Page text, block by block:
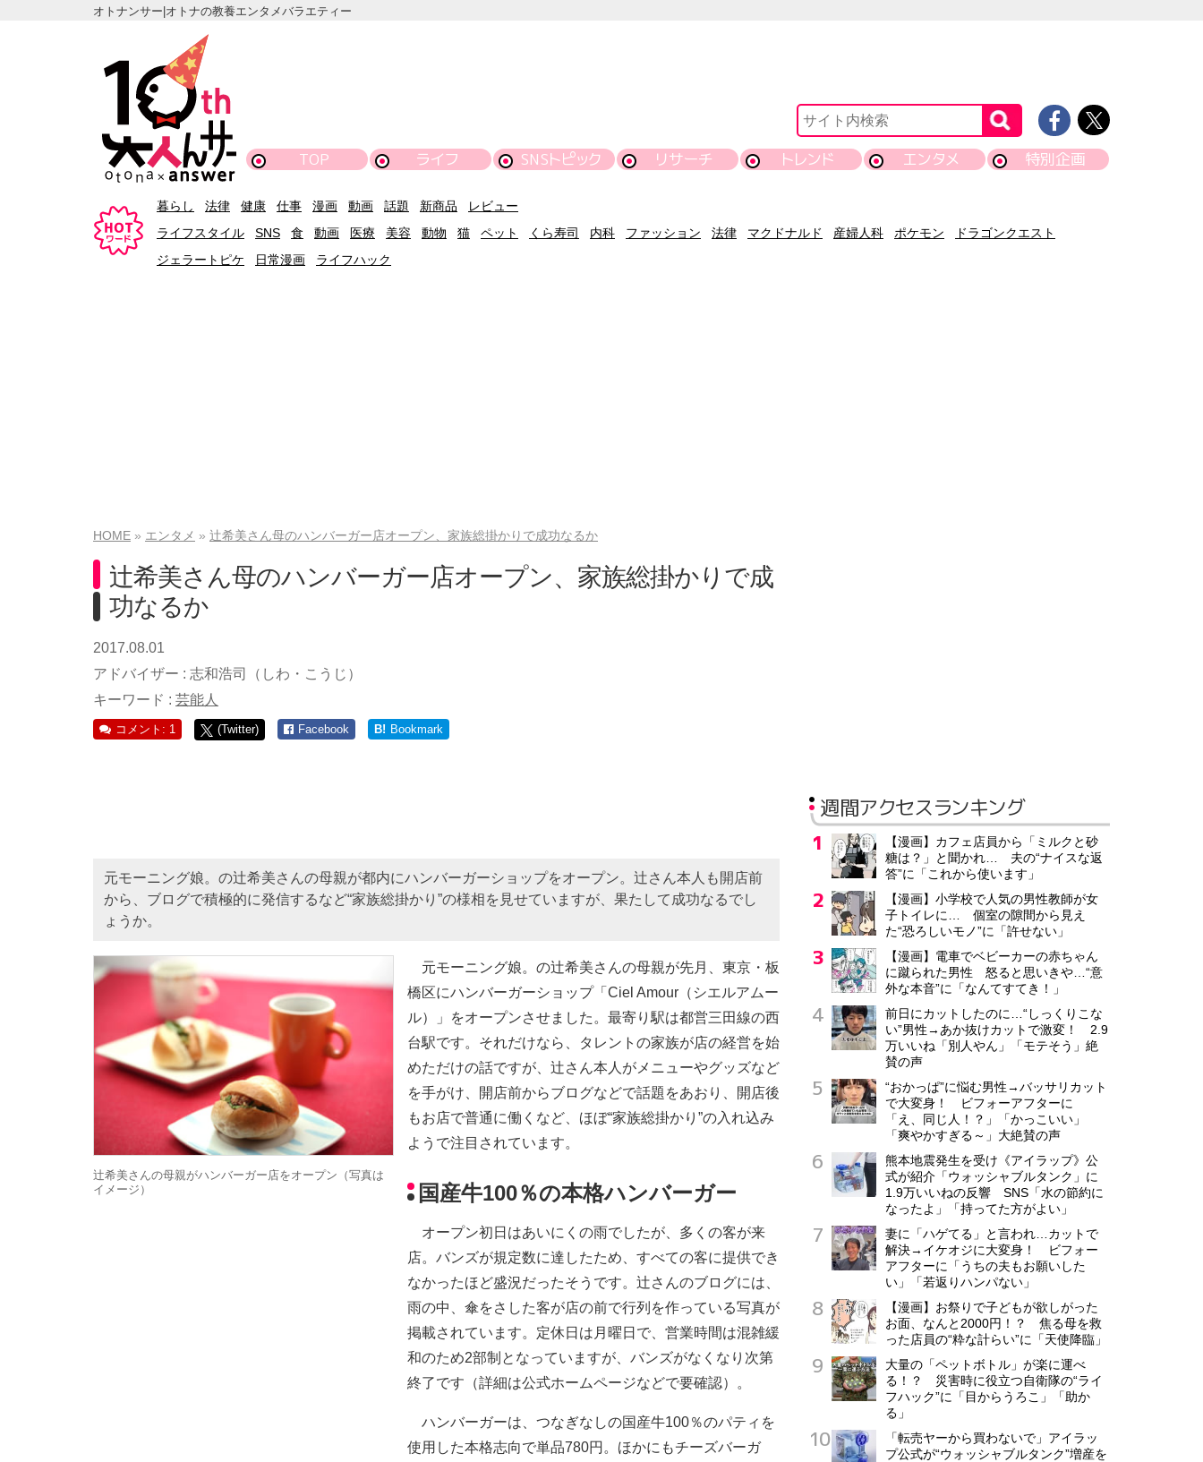
オトナンサー|オトナの教養エンタメバラエティー
TOP ライフ SNSトピック リサーチ トレンド エンタメ 特別企画
暮らし 法律 健康 仕事 漫画 動画 話題 新商品
レビュー
ライフスタイル
SNS 食 動画 医療 美容 動物 猫 ペット くら寿司 内科 ファッション 法律 マクドナルド 産婦人科 ポケモン
ドラゴンクエスト
ジェラートピケ
日常漫画 ライフハック
HOME エンタメ 辻希美さん母のハンバーガー店オープン、家族総掛かりで成功なるか
辻希美さん母のハンバーガー店オープン、家族総掛かりで成
功なるか
2017.08.01
アドバイザー : 志和浩司（しわ・こうじ）
キーワード : 芸能人
コメント: 1 (Twitter) Facebook B! Bookmark
元モーニング娘。の辻希美さんの母親が都内にハンバーガーショップをオープン。辻さん本人も開店前
から、ブログで積極的に発信するなど“家族総掛かり”の様相を見せていますが、果たして成功なるでし
ょうか。
辻希美さんの母親がハンバーガー店をオープン（写真は
イメージ）
元モーニング娘。の辻希美さんの母親が先月、東京・板
橋区にハンバーガーショップ「Ciel Amour（シエルアムー
ル）」をオープンさせました。最寄り駅は都営三田線の西
台駅です。それだけなら、タレントの家族が店の経営を始
めただけの話ですが、辻さん本人がメニューやグッズなど
を手がけ、開店前からブログなどで話題をあおり、開店後
もお店で普通に働くなど、ほぼ“家族総掛かり”の入れ込み
ようで注目されています。
国産牛100％の本格ハンバーガー
オープン初日はあいにくの雨でしたが、多くの客が来
店。バンズが規定数に達したため、すべての客に提供でき
なかったほど盛況だったそうです。辻さんのブログには、
雨の中、傘をさした客が店の前で行列を作っている写真が
掲載されています。定休日は月曜日で、営業時間は混雑緩
和のため2部制となっていますが、バンズがなくなり次第
終了です（詳細は公式ホームページなどで要確認）。
ハンバーガーは、つなぎなしの国産牛100％のパティを
使用した本格志向で単品780円。ほかにもチーズバーガ
週間アクセスランキング
【漫画】カフェ店員から「ミルクと砂
糖は？」と聞かれ… 夫の“ナイスな返
答”に「これから使います」
【漫画】小学校で人気の男性教師が女
子トイレに… 個室の隙間から見え
た“恐ろしいモノ”に「許せない」
【漫画】電車でベビーカーの赤ちゃん
に蹴られた男性 怒ると思いきや…“意
外な本音”に「なんてすてき！」
前日にカットしたのに…“しっくりこな
い”男性→あか抜けカットで激変！ 2.9
万いいね「別人やん」「モテそう」絶
賛の声
“おかっぱ”に悩む男性→バッサリカット
で大変身！ ビフォーアフターに
「え、同じ人！？」「かっこいい」
「爽やかすぎる～」大絶賛の声
熊本地震発生を受け《アイラップ》公
式が紹介「ウォッシャブルタンク」に
1.9万いいねの反響 SNS「水の節約に
なったよ」「持ってた方がよい」
妻に「ハゲてる」と言われ…カットで
解決→イケオジに大変身！ ビフォー
アフターに「うちの夫もお願いした
い」「若返りハンパない」
【漫画】お祭りで子どもが欲しがった
お面、なんと2000円！？ 焦る母を救
った店員の“粋な計らい”に「天使降臨」
大量の「ペットボトル」が楽に運べ
る！？ 災害時に役立つ自衛隊の“ライ
フハック”に「目からうろこ」「助か
る」
「転売ヤーから買わないで」アイラッ
プ公式が“ウォッシャブルタンク”増産を